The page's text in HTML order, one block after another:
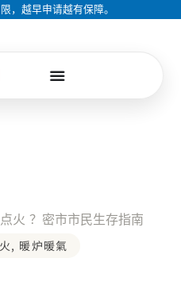
，越早申请越有保障。
火 ？密市市民生存指南
, 暖炉暖氣